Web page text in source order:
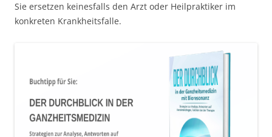
Sie ersetzen keinesfalls den Arzt oder Heilpraktiker im
konkreten Krankheitsfalle.